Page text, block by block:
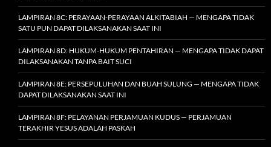
LAMPIRAN 8C: PERAYAAN-PERAYAAN ALKITABIAH — MENGAPA TIDAK
SATU PUN DAPAT DILAKSANAKAN SAAT INI
LAMPIRAN 8D: HUKUM-HUKUM PENTAHIRAN — MENGAPA TIDAK DAPAT
DILAKSANAKAN TANPA BAIT SUCI
LAMPIRAN 8E: PERSEPULUHAN DAN BUAH SULUNG — MENGAPA TIDAK
DAPAT DILAKSANAKAN SAAT INI
LAMPIRAN 8F: PELAYANAN PERJAMUAN KUDUS — PERJAMUAN
TERAKHIR YESUS ADALAH PASKAH